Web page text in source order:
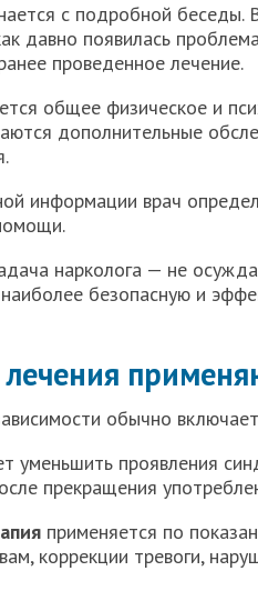
с подробной беседы.
давно появилась
проведенное лечение.
общее физическое и
дополнительные
информации врач
нарколога — не
безопасную и
обычно
уменьшить проявления
прекращения
применяется по
коррекции тревоги,